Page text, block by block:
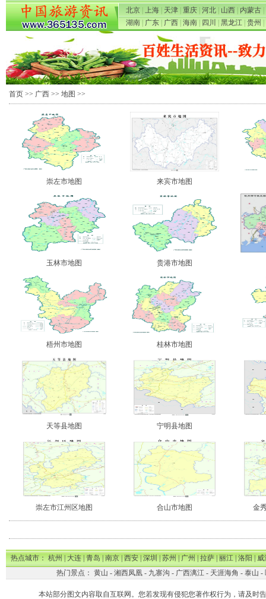
北京 上海 天津 重庆 河北 山西 内蒙古
湖南
广东 广西 海南 四川 黑龙江 贵州
首页 >> 广西 >> 地图 >>
崇左市地图 来宾市地图
玉林市地图 贵港市地图
梧州市地图 桂林市地图
天等县地图 宁明县地图
崇左市江州区地图 合山市地图 金
热点城市：杭州|大连|青岛|南京|西安|深圳|苏州|广州|拉萨|丽江|洛阳|威
热门景点： 黄山 - 湘西凤凰- 九寨沟 - 广西漓江- 天涯海角 - 泰山 -
本站部分图文内容取自互联网。您若发现有侵犯您著作权行为，请及时